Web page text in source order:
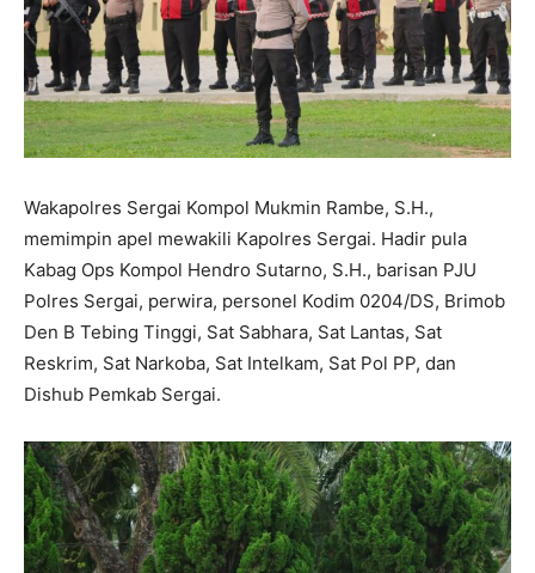
Wakapolres Sergai Kompol Mukmin Rambe, S.H.,
memimpin apel mewakili Kapolres Sergai. Hadir pula
Kabag Ops Kompol Hendro Sutarno, S.H., barisan PJU
Polres Sergai, perwira, personel Kodim 0204/DS, Brimob
Den B Tebing Tinggi, Sat Sabhara, Sat Lantas, Sat
Reskrim, Sat Narkoba, Sat Intelkam, Sat Pol PP, dan
Dishub Pemkab Sergai.